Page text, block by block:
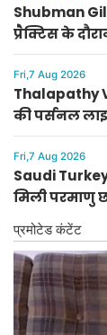
Shubman
प्रैक्टिस के
खेलेंगे या नहीं
Fri,7 Aug 2026
Thalapathy
की पर्सनल
विवाद
Fri,7 Aug 2026
Saudi
मिली परमाणु
सैन्य गठबंधन